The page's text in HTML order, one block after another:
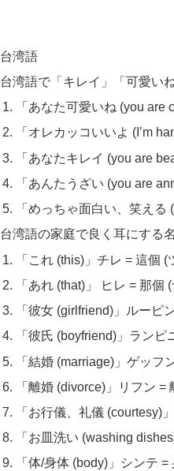
台湾語
台湾語で「キレイ」「可愛い
「あなた可愛いね (you
「オレカッコいいよ (I’m
「あなたキレイ (you are
「あんたうざい (you are
「めっちゃ面白い、笑え
台湾語の家庭で良く耳にする
「これ (this)」チレ = 這個 (
「あれ (that)」 ヒレ = 那個
「彼女 (girlfriend)」ルーピ
「彼氏 (boyfriend)」ラン
「結婚 (marriage)」ゲッフ
「離婚 (divorce)」リフン =
「お行儀、礼儀 (courtesy)
「お皿洗い (washing
「体/身体 (body)」シンテ